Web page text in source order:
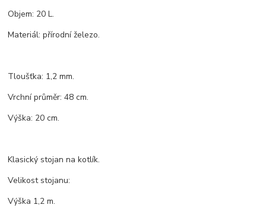
Objem: 20 L.
Materiál: přírodní železo.
Tloušťka: 1,2 mm.
Vrchní průměr: 48 cm.
Výška: 20 cm.
Klasický stojan na kotlík.
Velikost stojanu:
Výška 1,2 m.